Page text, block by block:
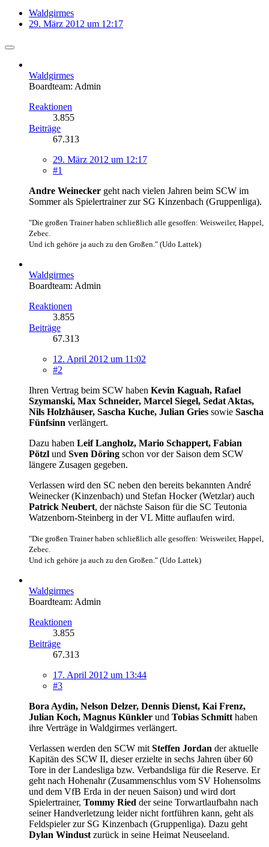
Waldgirmes
29. März 2012 um 12:17
Waldgirmes
Boardteam: Admin
Reaktionen
3.855
Beiträge
67.313
29. März 2012 um 12:17
#1
Andre Weinecker geht nach vielen Jahren beim SCW im
Sommer als Spielertrainer zur SG Kinzenbach (Gruppenliga).
"Die großen Trainer haben schließlich alle gesoffen: Weisweiler, Happel,
Zebec.
Und ich gehöre ja auch zu den Großen." (Udo Lattek)
Waldgirmes
Boardteam: Admin
Reaktionen
3.855
Beiträge
67.313
12. April 2012 um 11:02
#2
Ihren Vertrag beim SCW haben Kevin Kaguah, Rafael
Szymanski, Max Schneider, Marcel Siegel, Sedat Aktas,
Nils Holzhäuser, Sascha Kuche, Julian Gries sowie Sascha
Fünfsinn verlängert.
Dazu haben Leif Langholz, Mario Schappert, Fabian
Pötzl und Sven Döring schon vor der Saison dem SCW
längere Zusagen gegeben.
Verlassen wird den SC neben den bereits bekannten André
Weinecker (Kinzenbach) und Stefan Hocker (Wetzlar) auch
Patrick Neubert, der nächste Saison für die SC Teutonia
Watzenborn-Steinberg in der VL Mitte auflaufen wird.
"Die großen Trainer haben schließlich alle gesoffen: Weisweiler, Happel,
Zebec.
Und ich gehöre ja auch zu den Großen." (Udo Lattek)
Waldgirmes
Boardteam: Admin
Reaktionen
3.855
Beiträge
67.313
17. April 2012 um 13:44
#3
Bora Aydin, Nelson Delzer, Dennis Dienst, Kai Frenz,
Julian Koch, Magnus Künkler und Tobias Schmitt haben
ihre Verträge in Waldgirmes verlängert.
Verlassen werden den SCW mit Steffen Jordan der aktuelle
Kapitän des SCW II, dieser erzielte in sechs Jahren über 60
Tore in der Landesliga bzw. Verbandsliga für die Reserve. Er
geht nach Hohenahr (Zusammenschlus vom SV Hohensolms
und dem VfB Erda in der neuen Saison) und wird dort
Spielertrainer, Tommy Ried der seine Torwartlaufbahn nach
seiner Handverletzung leider nicht fortführen kann, geht als
Feldspieler zur SG Kinzenbach (Gruppenliga). Dazu geht
Dylan Windust zurück in seine Heimat Neuseeland.